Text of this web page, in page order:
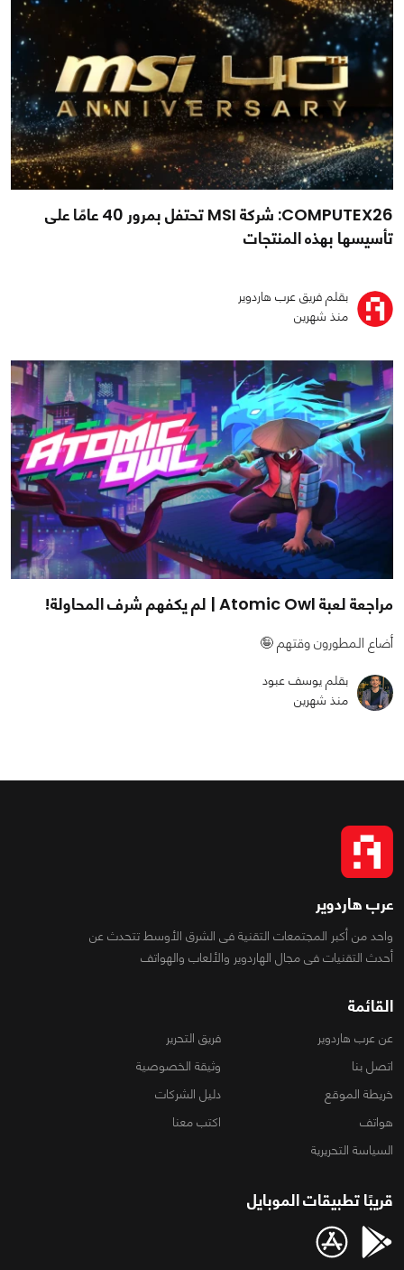
COMPUTEX26: شركة MSI تحتفل بمرور 40 عامًا على
تأسيسها بهذه المنتجات
بقلم فريق عرب هاردوير
منذ شهرين
مراجعة لعبة Atomic Owl | لم يكفهم شرف المحاولة!
أضاع المطورون وقتهم 🤪
بقلم يوسف عبود
منذ شهرين
عرب هاردوير
واحد من أكبر المجتمعات التقنية فى الشرق الأوسط تتحدث عن
أحدث التقنيات فى مجال الهاردوير والألعاب والهواتف
القائمة
عن عرب هاردوير
فريق التحرير
اتصل بنا
وثيقة الخصوصية
خريطة الموقع
دليل الشركات
هواتف
اكتب معنا
السياسة التحريرية
قريبًا تطبيقات الموبايل